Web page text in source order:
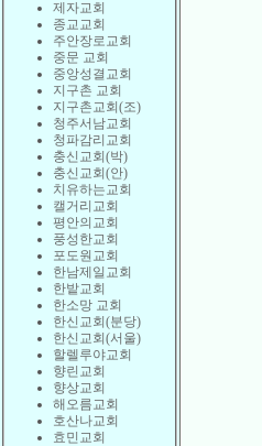
제자교회
종교교회
주안장로교회
중문 교회
중앙성결교회
지구촌 교회
지구촌교회(조)
청주서남교회
청파감리교회
충신교회(박)
충신교회(안)
치유하는교회
캘거리교회
평안의교회
풍성한교회
포도원교회
한남제일교회
한밭교회
한소망 교회
한신교회(분당)
한신교회(서울)
할렐루야교회
향린교회
향상교회
해오름교회
호산나교회
효민교회